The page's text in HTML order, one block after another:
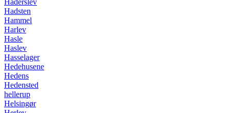
Hadsten
Hammel
Harlev
Hasle
Haslev
Hasselager
Hedehusene
Hedens
Hedensted
hellerup
Helsingør